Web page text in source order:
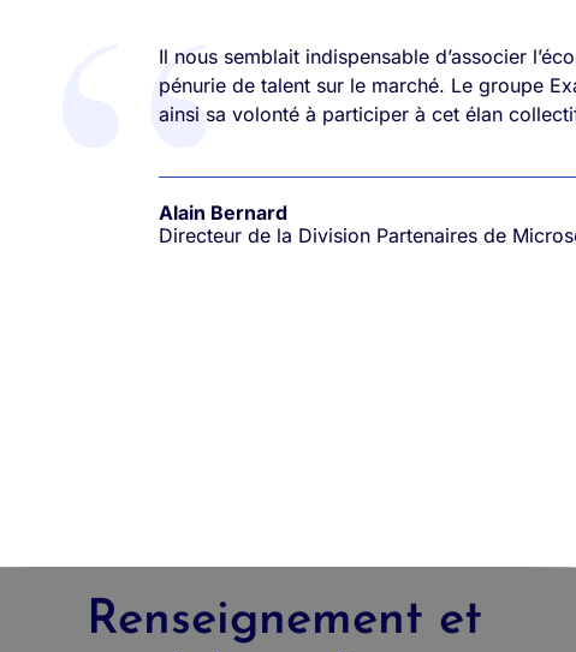
Il nous semblait indispensable d’associer
pénurie de talent sur le marché. Le groupe
ainsi sa volonté à participer à cet élan
Alain Bernard
Directeur de la Division Partenaires de
Renseignement et